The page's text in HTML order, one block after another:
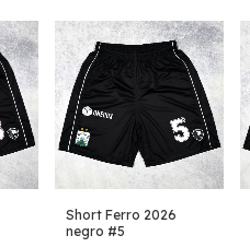
Short Ferro 2026
negro #5